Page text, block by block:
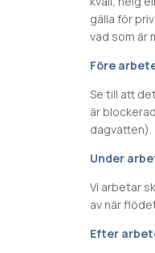
gälla för
vad som är
Före
Se till att
är
dagvatten).
Under
Vi arbetar
av när
Efter